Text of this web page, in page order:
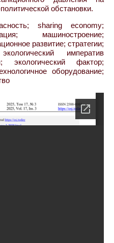
обстановки.
sharing economy;
машиностроение;
развитие; стратегии;
императив
экологический фактор;
оборудование;